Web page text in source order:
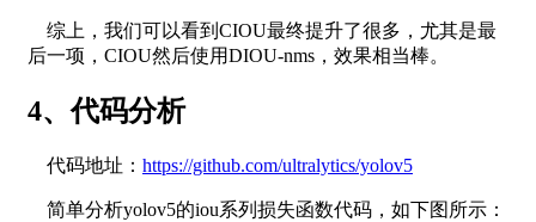
综上，我们可以看到CIOU最终提升了很多，尤其是最
后一项，CIOU然后使用DIOU-nms，效果相当棒。
4、代码分析
代码地址： https://github.com/ultralytics/yolov5
简单分析yolov5的iou系列损失函数代码，如下图所示：